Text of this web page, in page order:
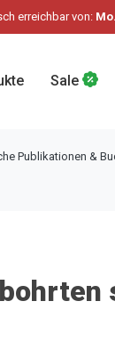
erreichbar von:
Sale
Publikationen &